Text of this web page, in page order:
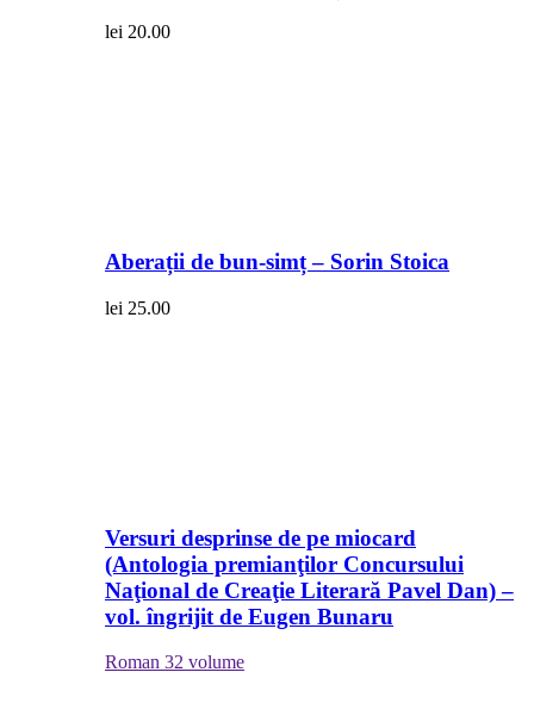
lei 20.00
Aberații de bun-simț – Sorin Stoica
lei 25.00
Versuri desprinse de pe miocard
(Antologia premianţilor Concursului
Naţional de Creaţie Literară Pavel Dan) –
vol. îngrijit de Eugen Bunaru
Roman 32 volume